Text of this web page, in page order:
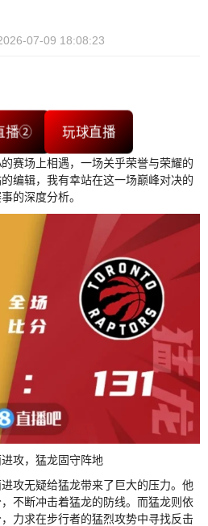
07-09 18:08:23
播② 玩球直播
赛场上相遇，一场关乎荣誉与荣耀的
编辑，我有幸站在这一场巅峰对决的
的深度分析。
攻，猛龙固守阵地
攻无疑给猛龙带来了巨大的压力。他
不断冲击着猛龙的防线。而猛龙则依
力求在步行者的猛烈攻势中寻找反击